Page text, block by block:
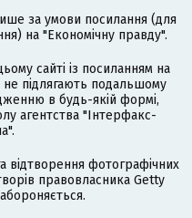
за умови посилання (для
на "Економічну правду".
сайті із посиланням на
не підлягають подальшому
в будь-якій формі,
агентства "Інтерфакс-
відтворення фотографічних
правовласника Getty